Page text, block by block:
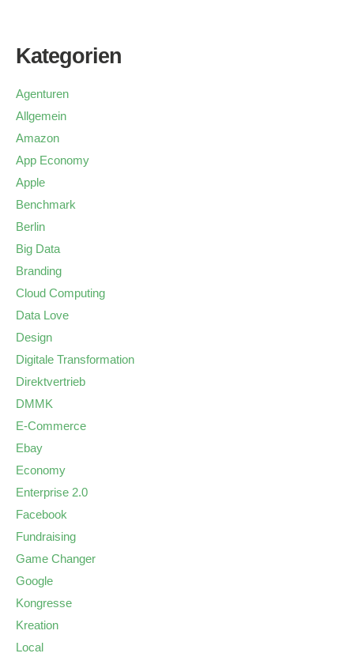
Kategorien
Agenturen
Allgemein
Amazon
App Economy
Apple
Benchmark
Berlin
Big Data
Branding
Cloud Computing
Data Love
Design
Digitale Transformation
Direktvertrieb
DMMK
E-Commerce
Ebay
Economy
Enterprise 2.0
Facebook
Fundraising
Game Changer
Google
Kongresse
Kreation
Local